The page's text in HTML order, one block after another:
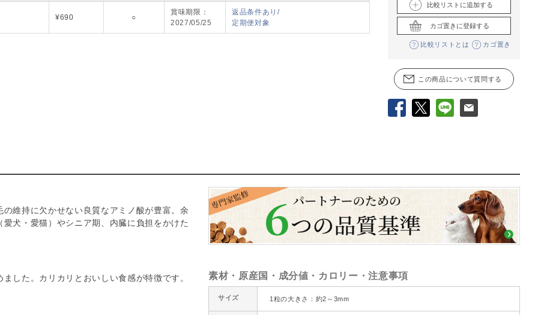
¥690 ○
賞味期限：
2027/05/25
返品条件あり/
定期便対象
比較リストに追加する
カゴ置きに登録する
比較リストとは カゴ置き
この商品について質問する
Facebook LINE
維持に欠かせない良質なアミノ酸が豊富。余
犬・愛猫）やシニア期、内臓に負担をかけた
した。カリカリとおいしい食感が特徴です。 素材・原産国・成分値・カロリー・注意事項
サイズ 1粒の大きさ：約2～3mm